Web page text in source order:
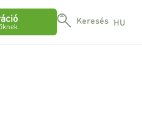
Keresés HU